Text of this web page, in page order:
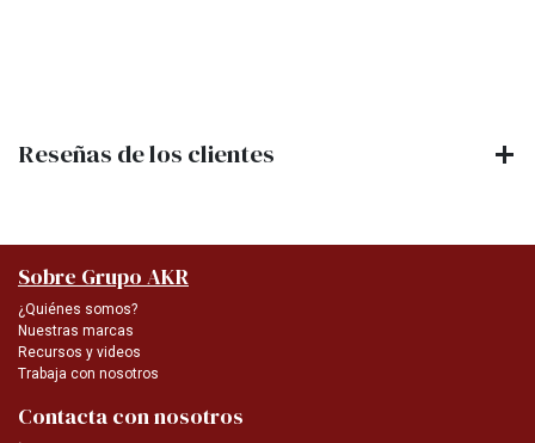
Reseñas de los clientes
Sobre Grupo AKR
¿Quiénes somos?
Nuestras marcas
Recursos y videos
Trabaja con nosotros
Contacta con nosotros